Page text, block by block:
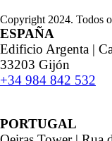
Copyright 2024. Todos
ESPAÑA
Edificio Argenta |
33203 Gijón
+34 984 842 532
PORTUGAL